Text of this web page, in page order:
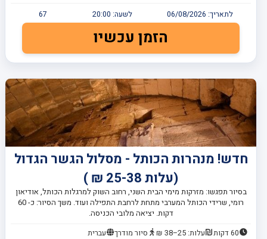
לתאריך: 06/08/2026 לשעה: 20:00
67
הזמן עכשיו
חדש! מנהרות הכותל - מסלול הגשר הגדול
(עלות 25-38 ₪ )
בסיור תפגשו: מזרקות מימי הבית השני, רחוב השוק למרגלות הכותל, אודיאון
רומי, שרידי הכותל המערבי מתחת לרחבת התפילה ועוד. משך הסיור: כ- 60
דקות. יציאה מלובי הכניסה.
60 דקות עלות: 25–38 ₪ סיור מודרך
עברית